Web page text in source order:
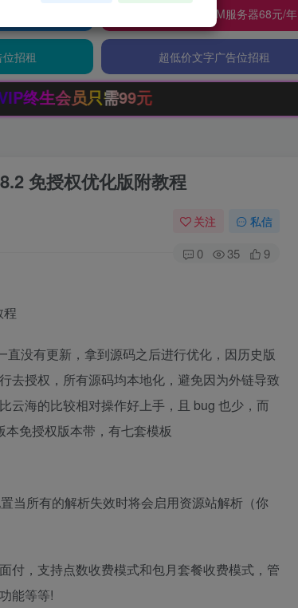
器38元/年 阿里云2核2G200M服务器68元/年
招租 超低价文字广告位招租
免授权优化版附教程
关注 私信
0 35 9
程
没有更新，拿到源码之后进行优化，因历史版
去授权，所有源码均本地化，避免因为外链导致
云海的比较相对操作好上手，且 bug 也少，而
免授权版本带，有七套模板
当所有的解析失效时将会启用资源站解析（你
付，支持点数收费模式和包月套餐收费模式，管
能等等!